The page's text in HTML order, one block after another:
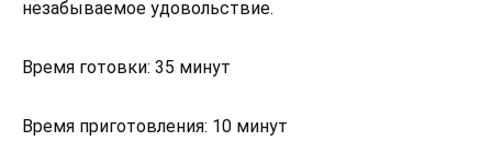
незабываемое удовольствие.
Время готовки: 35 минут
Время приготовления: 10 минут